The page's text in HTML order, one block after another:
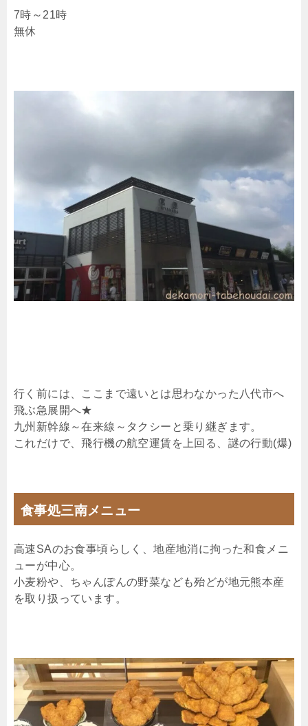
7時～21時
無休
行く前には、ここまで遠いとは思わなかった八代市へ
飛ぶ急展開へ★
九州新幹線～在来線～タクシーと乗り継ぎます。
これだけで、飛行機の航空運賃を上回る、謎の行動(爆)
食事処三南メニュー
高速SAのお食事頃らしく、地産地消に拘った和食メニ
ューが中心。
小麦粉や、ちゃんぽんの野菜なども殆どが地元熊本産
を取り扱っています。